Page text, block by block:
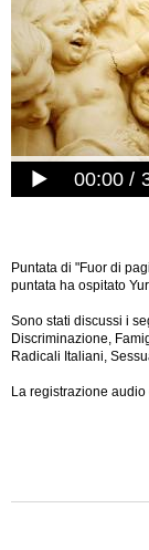
00:00
Puntata di "Fuor di
puntata ha ospitato
Sono stati discussi i
Discriminazione,
Radicali Italiani,
La registrazione